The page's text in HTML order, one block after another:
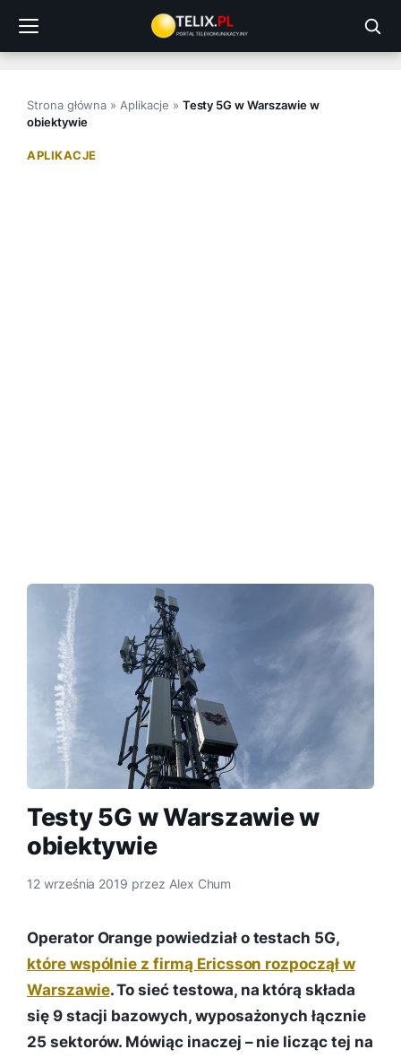
treści
Strona główna » Aplikacje » Testy 5G w Warszawie w
obiektywie
APLIKACJE
Testy 5G w Warszawie w
obiektywie
12 września 2019 przez Alex Chum
Operator Orange powiedział o testach 5G,
które wspólnie z firmą Ericsson rozpoczął w
Warszawie. To sieć testowa, na którą składa
się 9 stacji bazowych, wyposażonych łącznie
25 sektorów. Mówiąc inaczej – nie licząc tej na